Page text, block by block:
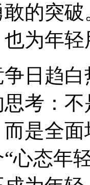
的突
为年
日趋
考：
是全
心态年